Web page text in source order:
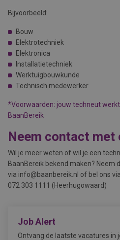
Bijvoorbeeld:
Bouw
Elektrotechniek
Elektronica
Installatietechniek
Werktuigbouwkunde
Technisch medewerker
*Voorwaarden: jouw techneut
BaanBereik
Neem contact met
Wil je meer weten of wil je een
BaanBereik bekend maken? Neem
via info@baanbereik.nl of bel ons
072 303 1111 (Heerhugowaard)
Job Alert
Ontvang de laatste vacatures in